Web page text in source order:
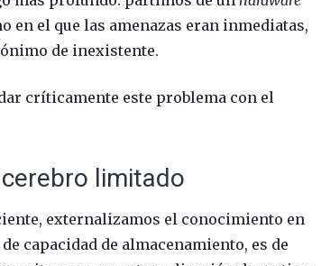
en el que las amenazas eran inmediatas,
de inexistente.
críticamente este problema con el
limitado
externalizamos el conocimiento en
capacidad de almacenamiento, es de